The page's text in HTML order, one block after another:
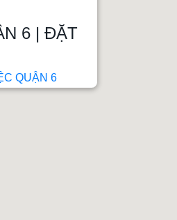
6 | ĐẶT
QUẬN 6